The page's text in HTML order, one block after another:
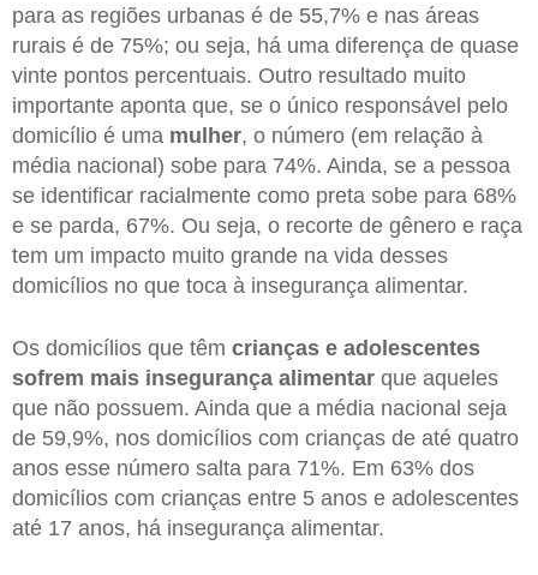
para as regiões urbanas é de 55,7% e nas áreas
rurais é de 75%; ou seja, há uma diferença de quase
vinte pontos percentuais. Outro resultado muito
importante aponta que, se o único responsável pelo
domicílio é uma mulher, o número (em relação à
média nacional) sobe para 74%. Ainda, se a pessoa
se identificar racialmente como preta sobe para 68%
e se parda, 67%. Ou seja, o recorte de gênero e raça
tem um impacto muito grande na vida desses
domicílios no que toca à insegurança alimentar.
Os domicílios que têm crianças e adolescentes
sofrem mais insegurança alimentar que aqueles
que não possuem. Ainda que a média nacional seja
de 59,9%, nos domicílios com crianças de até quatro
anos esse número salta para 71%. Em 63% dos
domicílios com crianças entre 5 anos e adolescentes
até 17 anos, há insegurança alimentar.